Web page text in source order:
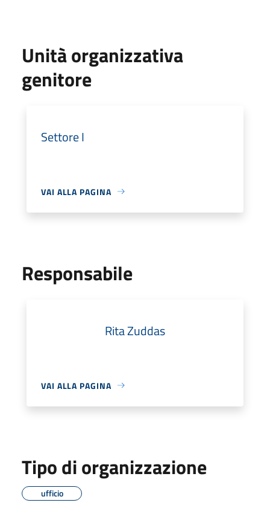
Unità organizzativa
genitore
Settore I
VAI ALLA PAGINA
Responsabile
Rita Zuddas
VAI ALLA PAGINA
Tipo di organizzazione
ufficio